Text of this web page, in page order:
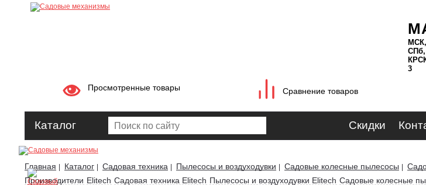
СПб,
3
Просмотренные товары Сравнение товаров
Каталог Скидки
Главная Каталог Садовая техника Пылесосы и воздуходувки Садовые колесные пылесосы
Производители Elitech Садовая техника Elitech Пылесосы и воздуходувки Elitech Садовые колесные